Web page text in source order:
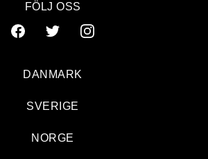
FÖLJ OSS
DANMARK
SVERIGE
NORGE